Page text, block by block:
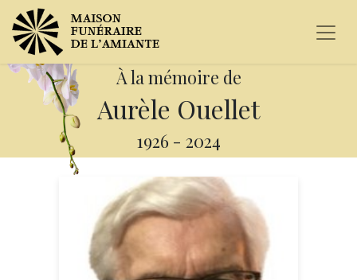
À la mémoire de
Aurèle Ouellet
1926 - 2024